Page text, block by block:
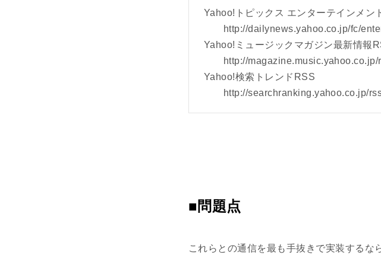
Yahoo!トピックス エンターテインメン
http://dailynews.yahoo.co.jp/fc/
Yahoo!ミュージックマガジン最新情報
http://magazine.music.yahoo.co.jp/
Yahoo!検索トレンドRSS
http://searchranking.yahoo.co.jp/
■問題点
これらとの通信を最も手抜きで実装する